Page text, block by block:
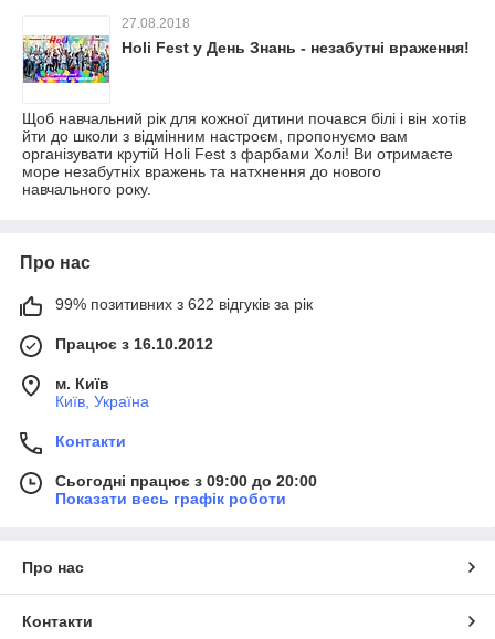
27.08.2018
Holi Fest у День Знань - незабутні враження!
Щоб навчальний рік для кожної дитини почався білі і він хотів
йти до школи з відмінним настроєм, пропонуємо вам
організувати крутій Holi Fest з фарбами Холі! Ви отримаєте
море незабутніх вражень та натхнення до нового
навчального року.
Про нас
99% позитивних з 622 відгуків за рік
Працює з 16.10.2012
м. Київ
Київ, Україна
Контакти
Сьогодні працює з 09:00 до 20:00
Показати весь графік роботи
Про нас
Контакти